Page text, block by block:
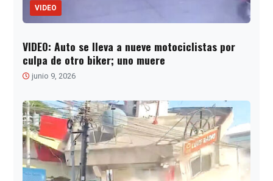
VIDEO
VIDEO: Auto se lleva a nueve motociclistas por
culpa de otro biker; uno muere
junio 9, 2026